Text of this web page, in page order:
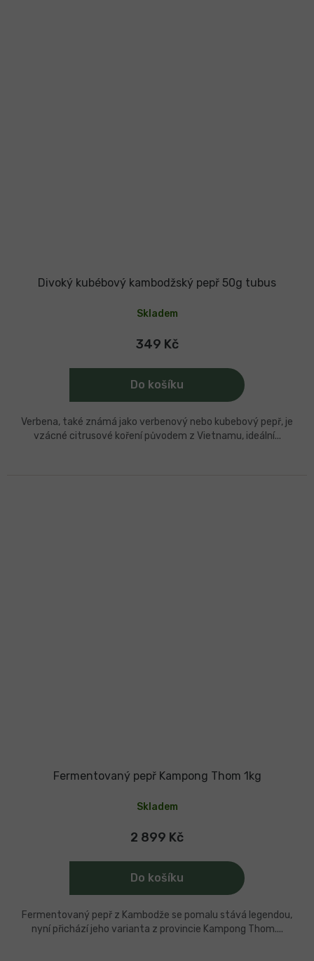
Divoký kubébový kambodžský pepř 50g tubus
Skladem
349 Kč
Do košíku
Verbena, také známá jako verbenový nebo kubebový pepř, je
vzácné citrusové koření původem z Vietnamu, ideální...
Fermentovaný pepř Kampong Thom 1kg
Skladem
2 899 Kč
Do košíku
Fermentovaný pepř z Kambodže se pomalu stává legendou,
nyní přichází jeho varianta z provincie Kampong Thom....